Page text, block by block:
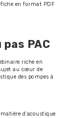
en format PDF
pas PAC
riche en
au cœur de
des pompes à
d’acoustique